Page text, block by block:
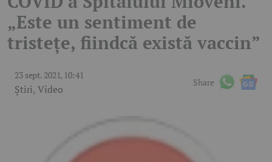
„Este un sentiment de
tristeţe, fiindcă există vaccin”
23 sept. 2021, 10:41
Știri,Video
Share